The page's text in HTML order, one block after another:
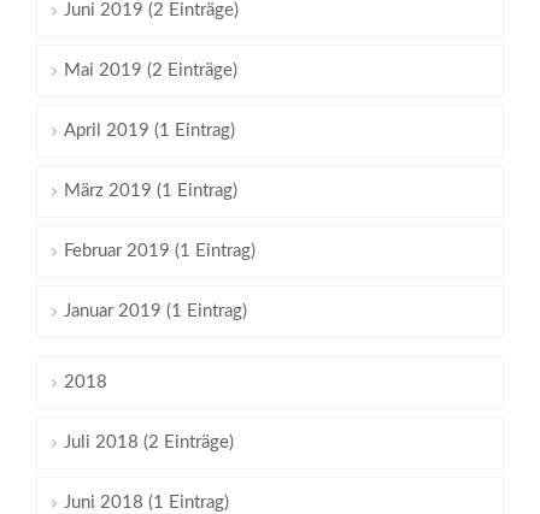
Juni 2019 (2 Einträge)
Mai 2019 (2 Einträge)
April 2019 (1 Eintrag)
März 2019 (1 Eintrag)
Februar 2019 (1 Eintrag)
Januar 2019 (1 Eintrag)
2018
Juli 2018 (2 Einträge)
Juni 2018 (1 Eintrag)